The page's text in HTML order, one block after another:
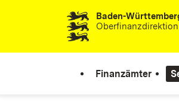
Zum Inhalt springen
Baden-
Oberfinanzdirektion
Finanzämter